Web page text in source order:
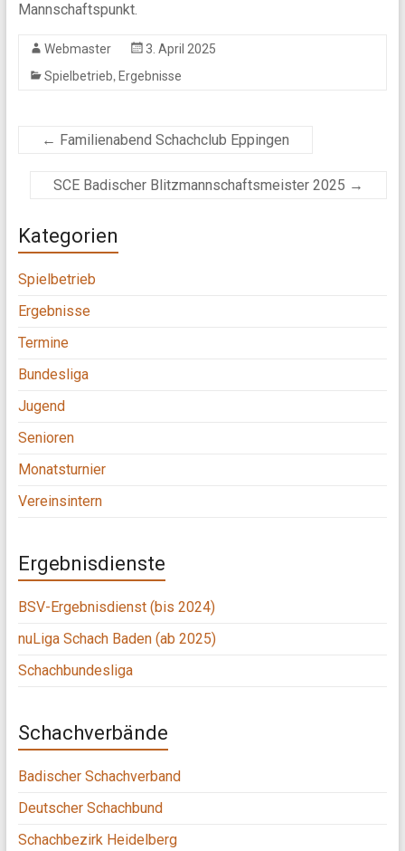
Mannschaftspunkt.
Webmaster
3. April 2025
Spielbetrieb, Ergebnisse
← Familienabend Schachclub Eppingen
SCE Badischer Blitzmannschaftsmeister 2025 →
Kategorien
Spielbetrieb
Ergebnisse
Termine
Bundesliga
Jugend
Senioren
Monatsturnier
Vereinsintern
Ergebnisdienste
BSV-Ergebnisdienst (bis 2024)
nuLiga Schach Baden (ab 2025)
Schachbundesliga
Schachverbände
Badischer Schachverband
Deutscher Schachbund
Schachbezirk Heidelberg